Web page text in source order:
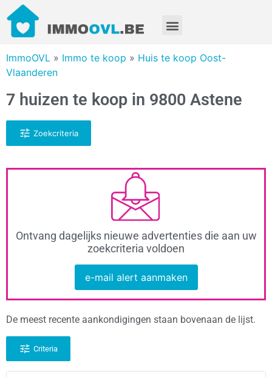
ImmoOVL » Immo te koop » Huis te koop Oost-
Vlaanderen
7 huizen te koop in 9800 Astene
Zoekcriteria
Ontvang dagelijks nieuwe advertenties die aan uw
zoekcriteria voldoen
e-mail alert aanmaken
De meest recente aankondigingen staan bovenaan de lijst.
Criteria